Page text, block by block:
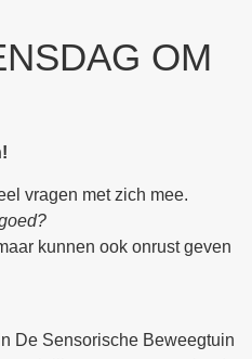
OM
vragen met zich mee.
kunnen ook onrust geven
De Sensorische Beweegtuin